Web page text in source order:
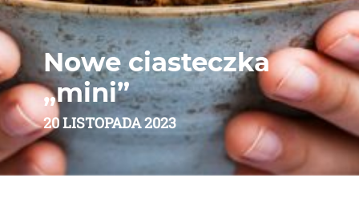
Nowe ciasteczka
„mini”
20 LISTOPADA 2023